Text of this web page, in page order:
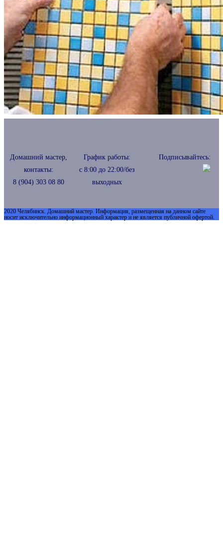
Домашний мастер,
контакты:
8 (904) 303 08 80
График работы:
с 8:00 до 22:00/без
выходных
Подписывайтесь:
2020 Челябинск. Домашний мастер. Информация, размещенная на данном сайте
носит исключительно информационный характер и не является публичной офертой.